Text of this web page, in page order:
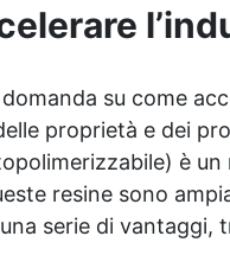
pulito e sicuro
su come
proprietà e dei
è
resine sono
serie di vantaggi,